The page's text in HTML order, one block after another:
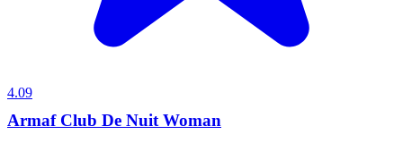
4.09
Armaf Club De Nuit Woman